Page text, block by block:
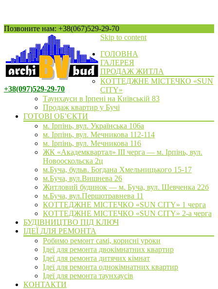
Позвоните нам: +38(067)529-29-70
+38(097)529-29-70
Skip to content
ГОЛОВНА
ГАЛЕРЕЯ
ПРОДАЖ ЖИТЛА
КОТТЕДЖНЕ МІСТЕЧКО «SUN
CITY»
Таунхауси в Ірпені на Київській 83
Продаж квартир у Бучі
ГОТОВІ ОБ’ЄКТИ
м. Ірпінь, вул. Українська 106а
м. Ірпінь, вул. Мечникова 112-114
м. Ірпінь, вул. Мечникова 116
ЖК «Академквартал» III черга — м. Ірпінь, вул.
Новооскольска 2ц
м.Буча, бульв. Богдана Хмельницького 15-17
м.Буча, вул.Вишнева 26
Житловий будинок — м. Буча, вул. Шевченка 22б
м.Буча, вул.Першотравнева 11
КОТТЕДЖНЕ МІСТЕЧКО «SUN CITY» 1 черга
КОТТЕДЖНЕ МІСТЕЧКО «SUN CITY» 2-а черга
БУДІВНИЦТВО ПІД КЛЮЧ
ІДЕЇ ДЛЯ РЕМОНТА
Робимо ремонт самі, корисні уроки
Ідеї для ремонта двокімнатних квартир
Ідеї для ремонта дитячих кімнат
Ідеї для ремонта однокімнатних квартир
Ідеї для ремонта таунхаусів
КОНТАКТИ